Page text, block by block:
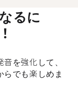
るに
を強化して、
でも楽しめま